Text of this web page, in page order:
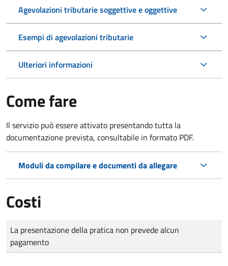
Agevolazioni tributarie soggettive e oggettive
Esempi di agevolazioni tributarie
Ulteriori informazioni
Come fare
Il servizio può essere attivato presentando tutta la
documentazione prevista, consultabile in formato PDF.
Moduli da compilare e documenti da allegare
Costi
Tipo di pagamento
Importo
La presentazione della pratica non prevede alcun
pagamento